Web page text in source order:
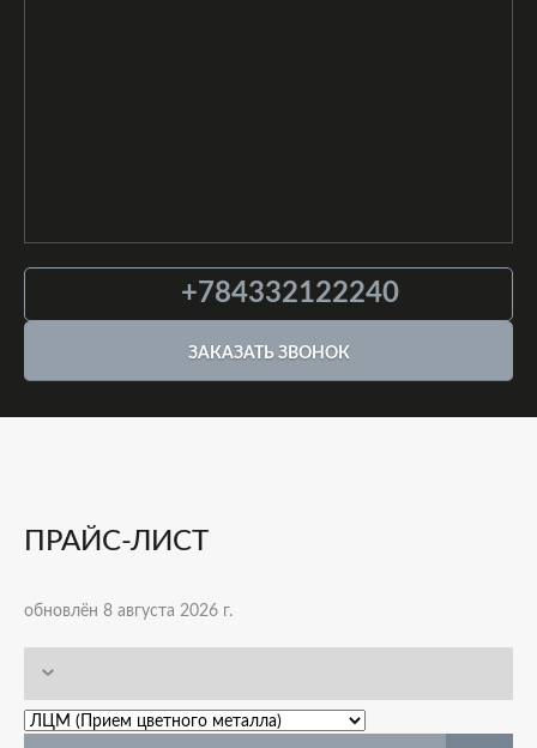
+784332122240
ЗАКАЗАТЬ ЗВОНОК
ПРАЙС-ЛИСТ
обновлён 8 августа 2026 г.